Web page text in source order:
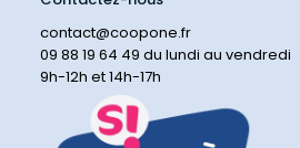
contact@coopone.fr
09 88 19 64 49 du lundi au vendredi
9h-12h et 14h-17h